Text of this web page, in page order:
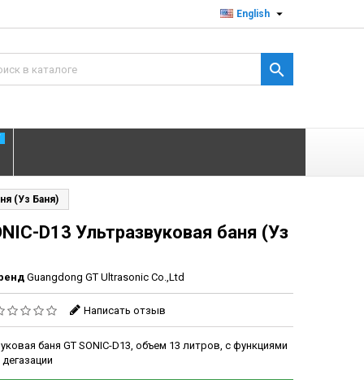
English 

(Уз Баня)
D13 Ультразвуковая баня (Уз
Guangdong GT Ultrasonic Co.,Ltd
Написать отзыв
баня GT SONIC-D13, объем 13 литров, с функциями